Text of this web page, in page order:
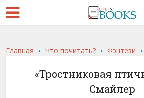
Главная .Что почитать? .Фэнтези .
«Тростниковая
Смайлер